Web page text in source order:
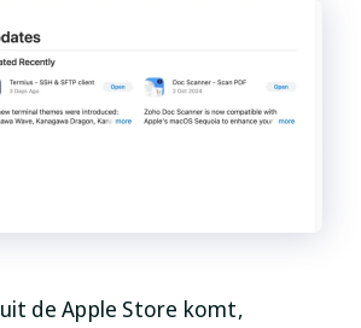
de Apple Store komt,